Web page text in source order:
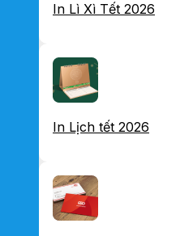
In Lì Xì Tết 2026
In Lịch tết 2026